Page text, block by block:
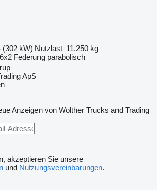
(302 kW) Nutzlast 11.250 kg
6x2 Federung parabolisch
ApS
Anzeigen von Wolther Trucks and Trading
akzeptieren Sie unsere
und Nutzungsvereinbarungen.